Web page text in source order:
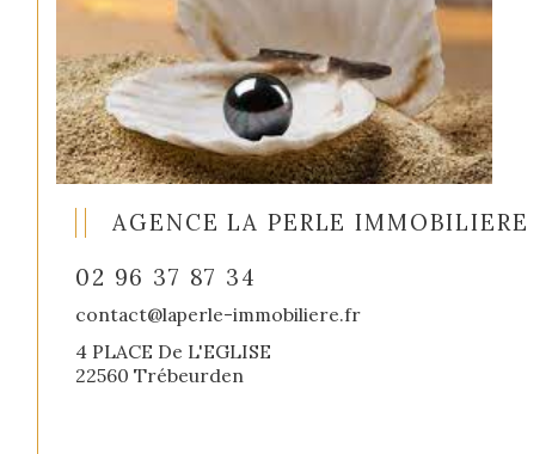
AGENCE LA PERLE IMMOBILIERE
02 96 37 87 34
contact@laperle-immobiliere.fr
4 PLACE De L'EGLISE
22560 Trébeurden